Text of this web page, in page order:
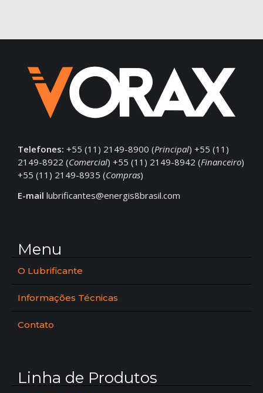
Telefones: +55 (11) 2149-8900 (Principal) +55 (11)
2149-8922 (Comercial) +55 (11) 2149-8942 (Financeiro)
+55 (11) 2149-8935 (Compras)
E-mail lubrificantes@energis8brasil.com
Menu
O Lubrificante
Informações Técnicas
Contato
Linha de Produtos